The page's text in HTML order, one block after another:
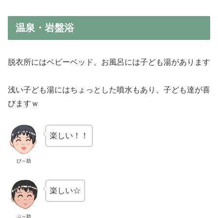
温泉・岩盤浴
脱衣所にはベビーベッド、お風呂には子ども湯があります
浅い子ども湯にはちょっとした噴水もあり、子ども達が喜
びますｗ
ぴ～助
楽しい！！
ぷ～助
楽しい☆